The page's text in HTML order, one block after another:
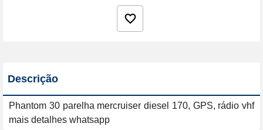
Descrição
Phantom 30 parelha mercruiser diesel 170, GPS, rádio vhf
mais detalhes whatsapp